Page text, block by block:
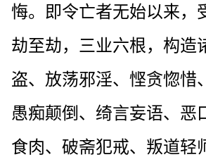
悔。即令亡者无始以来，
劫至劫，三业六根，构造
盗、放荡邪淫、悭贪惚惜
愚痴颠倒、绮言妄语、恶
食肉、破斋犯戒、叛道轻